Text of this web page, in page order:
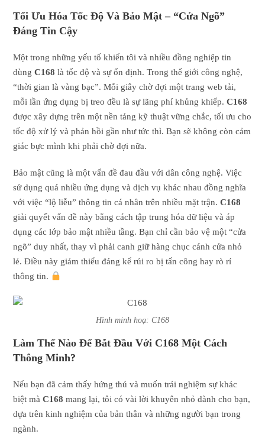
Tối Ưu Hóa Tốc Độ Và Bảo Mật – “Cửa Ngõ”
Đáng Tin Cậy
Một trong những yếu tố khiến tôi và nhiều đồng nghiệp tin
dùngC168 là tốc độ và sự ổn định. Trong thế giới công nghệ,
“thời gian là vàng bạc”. Mỗi giây chờ đợi một trang web tải,
mỗi lần ứng dụng bị treo đều là sự lãng phí khủng khiếp.C168
được xây dựng trên một nền tảng kỹ thuật vững chắc, tối ưu cho
tốc độ xử lý và phản hồi gần như tức thì. Bạn sẽ không còn cảm
giác bực mình khi phải chờ đợi nữa.
Bảo mật cũng là một vấn đề đau đầu với dân công nghệ. Việc
sử dụng quá nhiều ứng dụng và dịch vụ khác nhau đồng nghĩa
với việc “lộ liễu” thông tin cá nhân trên nhiều mặt trận.C168
giải quyết vấn đề này bằng cách tập trung hóa dữ liệu và áp
dụng các lớp bảo mật nhiều tầng. Bạn chỉ cần bảo vệ một “cửa
ngõ” duy nhất, thay vì phải canh giữ hàng chục cánh cửa nhỏ
lẻ. Điều này giảm thiểu đáng kể rủi ro bị tấn công hay rò rỉ
thông tin.
Hình minh hoạ: C168
Làm Thế Nào Để Bắt Đầu Với C168 Một Cách
Thông Minh?
Nếu bạn đã cảm thấy hứng thú và muốn trải nghiệm sự khác
biệt màC168 mang lại, tôi có vài lời khuyên nhỏ dành cho bạn,
dựa trên kinh nghiệm của bản thân và những người bạn trong
ngành.